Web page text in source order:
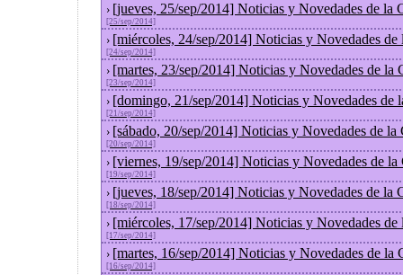
› [jueves, 25/sep/2014] Noticias y Novedades de la
[25/sep/2014]
› [miércoles, 24/sep/2014] Noticias y Novedades de
[24/sep/2014]
› [martes, 23/sep/2014] Noticias y Novedades de la
[23/sep/2014]
› [domingo, 21/sep/2014] Noticias y Novedades de
[21/sep/2014]
› [sábado, 20/sep/2014] Noticias y Novedades de la
[20/sep/2014]
› [viernes, 19/sep/2014] Noticias y Novedades de la
[19/sep/2014]
› [jueves, 18/sep/2014] Noticias y Novedades de la
[18/sep/2014]
› [miércoles, 17/sep/2014] Noticias y Novedades de
[17/sep/2014]
› [martes, 16/sep/2014] Noticias y Novedades de la
[16/sep/2014]